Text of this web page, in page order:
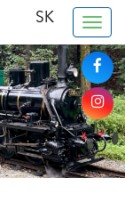
SK